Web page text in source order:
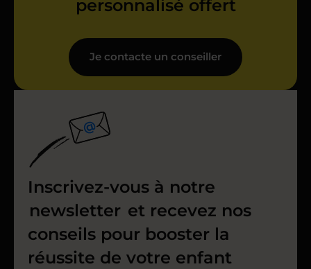
personnalisé offert
Je contacte un conseiller
Inscrivez-vous à notre
newsletter et recevez nos
conseils pour booster la
réussite de votre enfant